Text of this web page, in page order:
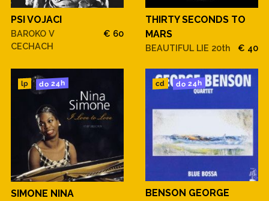
PSI VOJACI
BAROKO V
CECHACH
€ 60
THIRTY SECONDS TO
MARS
BEAUTIFUL LIE 20th € 40
lp do 24h
SIMONE NINA
cd do 24h
BENSON GEORGE